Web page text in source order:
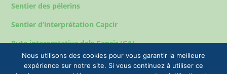
Sentier des pélerins
Sentier d’interprétation Capcir
Ruta interpretativa dels Capcir (CA)
Nous utilisons des cookies pour vous garantir la meilleure
expérience sur notre site. Si vous continuez à utiliser ce